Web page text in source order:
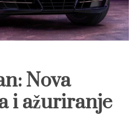
Nova
i ažuriranje